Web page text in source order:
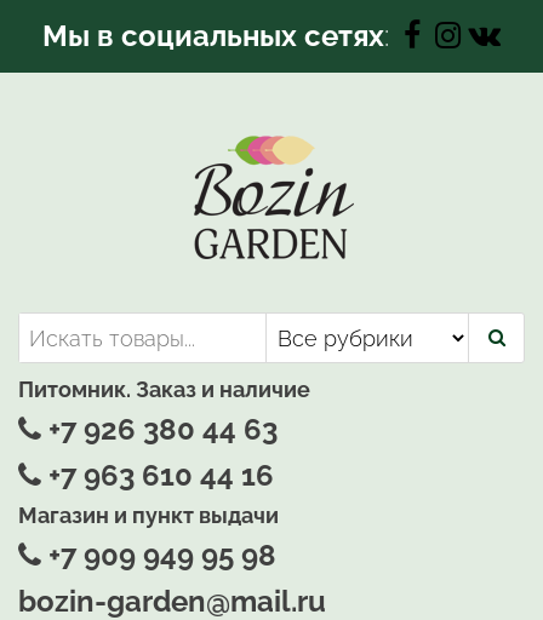
Мы в социальных сетях:
Bozin-Garden | Садовый центр
Садовый центр, Растения
для вашего сада
Питомник. Заказ и наличие
+7 926 380 44 63
+7 963 610 44 16
Магазин и пункт выдачи
+7 909 949 95 98
bozin-garden@mail.ru